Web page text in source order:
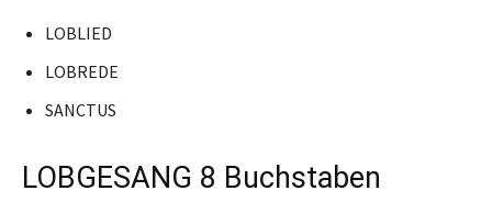
LOBLIED
LOBREDE
SANCTUS
LOBGESANG 8 Buchstaben